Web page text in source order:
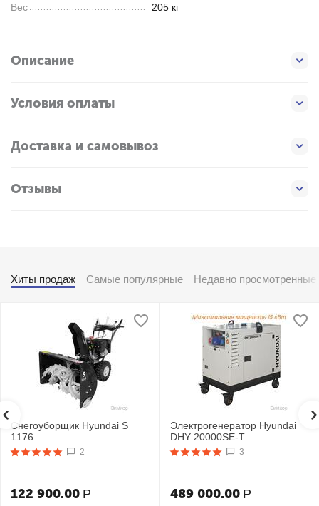
Вес 205 кг
Описание
Условия оплаты
Доставка и самовывоз
Отзывы
Хиты продаж Самые популярные Недавно просмотренные
Снегоуборщик Hyundai S
1176
2
122 900.00 Р
Электрогенератор Hyundai
DHY 20000SE-T
3
489 000.00 Р